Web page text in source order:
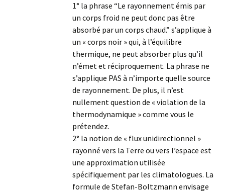
1° la phrase “Le rayonnement émis par
un corps froid ne peut donc pas être
absorbé par un corps chaud.” s’applique à
un « corps noir » qui, à l’équilibre
thermique, ne peut absorber plus qu’il
n’émet et réciproquement. La phrase ne
s’applique PAS à n’importe quelle source
de rayonnement. De plus, il n’est
nullement question de « violation de la
thermodynamique » comme vous le
prétendez.
2° la notion de « flux unidirectionnel »
rayonné vers la Terre ou vers l’espace est
une approximation utilisée
spécifiquement par les climatologues. La
formule de Stefan-Boltzmann envisage